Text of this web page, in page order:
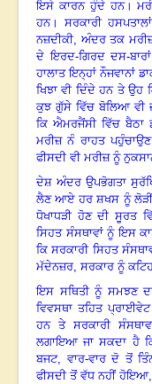
ਇਸੇ ਕਾਰਨ ਹੁੰਦੇ ਹਨ।
ਹਨ।ਸਰਕਾਰੀ
ਨਜ਼ਦੀਕੀ, ਅੰਦਰ ਤਕ
ਦੇ ਇਰਦ-ਗਿਰਦ ਦਸ-
ਹਾਲਾਤ ਇਨ੍ਹਾਂ ਨੌਜਵਾਨਾਂ
ਖਿਝਾ ਵੀ ਦਿੰਦੇ ਹਨ ਤੇ ਉਹ
ਕੁਝ ਗੁੱਸੇ ਵਿੱਚ ਬੋਲਿਆ ਵੀ
ਕਿ ਐਮਰਜੈਂਸੀ ਵਿੱਚ ਬੈਠਾ
ਮਰੀਜ਼ ਨੰ ਰਾਹਤ
ਫੀਸਦੀ ਵੀ ਮਰੀਜ਼ ਨੂੰ
ਦੇਸ਼ ਅੰਦਰ ਉਪਭੋਗਤਾ
ਲੈਣ ਆਏ ਹਰ ਸ਼ਖਸ ਨੂੰ
ਧੋਖਾਧੜੀ ਹੋਣ ਦੀ ਸੂਰਤ
ਸਿਹਤ ਸੰਸਥਾਵਾਂ ਨੂੰ ਇਸ
ਕਿ ਸਰਕਾਰੀ ਸਿਹਤ
ਮੱਦੇਨਜ਼ਰ, ਸਰਕਾਰ ਨੂੰ
ਇਸ ਸਥਿਤੀ ਨੂੰ ਸਮਝਣ
ਵਿਵਸਥਾ ਤਹਿਤ
ਹਨ ਤੇ ਸਰਕਾਰੀ
ਲਗਾਇਆ ਜਾ ਸਕਦਾ ਹੈ
ਬਜਟ, ਵਾਰ-ਵਾਰ ਦੋ ਤੋਂ
ਫੀਸਦੀ ਤੋਂ ਵੱਧ ਨਹੀਂ ਹੋਇਆ,